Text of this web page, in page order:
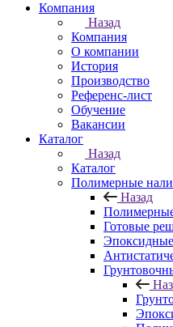
Компания
Назад
Компания
О компании
История
Производство
Референс-лист
Обучение
Вакансии
Каталог
Назад
Каталог
Полимерные
Назад
Готовые
Эпоксидные